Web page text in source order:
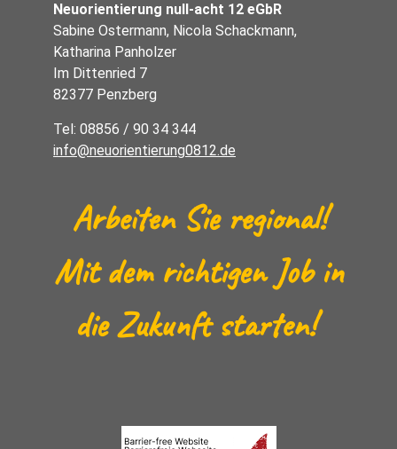
Neuorientierung null-acht 12 eGbR
Sabine Ostermann, Nicola Schackmann,
Katharina Panholzer
Im Dittenried 7
82377 Penzberg
Tel: 08856 / 90 34 344
info@neuorientierung0812.de
Arbeiten Sie regional!
Mit dem richtigen Job in
die Zukunft starten!